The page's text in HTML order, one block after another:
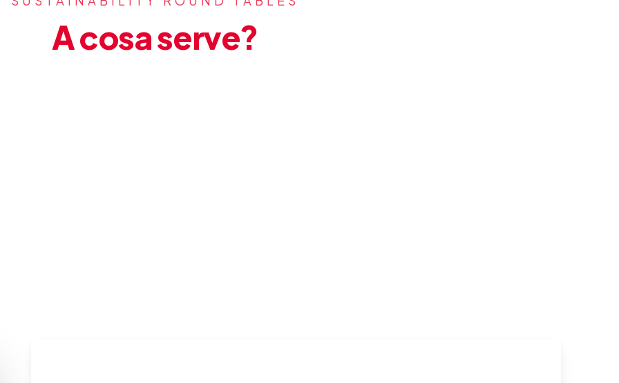
A cosa serve?